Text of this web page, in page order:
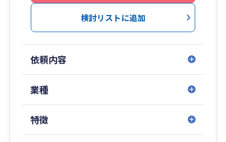
として、採用に関するアドバイスや、完全成功報
酬1%の創業融資支援、補助金・助成金の迅速な
情報提供・提案を実施することで、全方位的なサ
また名古屋オフィスは医業クライアント230件以
上の実績を持ち、医療業種への対応力と提案力を
持ったスタッフが在籍しています。
検討リストに追加
依頼内容
業種
特徴